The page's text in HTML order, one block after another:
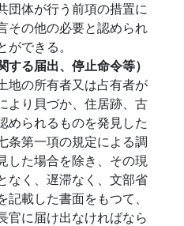
団体が行う前項の措置に
その他の必要と認められ
できる。
する届出、停止命令等）
地の所有者又は占有者が
より貝づか、住居跡、古
められるものを発見した
条第一項の規定による調
した場合を除き、その現
なく、遅滞なく、文部省
載した書面をもつて、
官に届け出なければなら